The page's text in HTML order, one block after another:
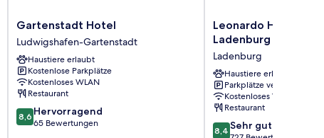
Gartenstadt
Hotel
Ludwigshafen-
Gartenstadt
Gartenstadt Hotel
Ludwigshafen-Gartenstadt
Haustiere erlaubt
Kostenlose Parkplätze
Kostenloses WLAN
Restaurant
8.6
von
8,6 Hervorragend
65 Bewertungen
Leonardo
Hotel
-
Ladenburg
Ladenburg
Leonardo Hotel
Ladenburg
Ladenburg
Haustiere erlaubt
Parkplätze verfügbar
Kostenloses WLAN
Restaurant
8.4
8,4 Sehr gut